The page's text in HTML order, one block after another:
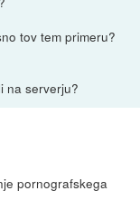
tov tem primeru?
na serverju?
pornografskega